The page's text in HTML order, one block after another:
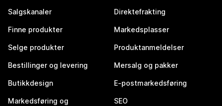
Salgskanaler
Finne produkter
Selge produkter
Bestillinger og levering
Butikkdesign
Markedsføring og
Direktefrakting
Markedsplasser
Produktanmeldelser
Mersalg og pakker
E-postmarkedsføring
SEO